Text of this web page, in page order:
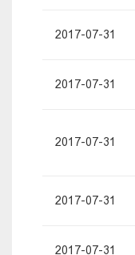
2017-07-31
2017-07-31
2017-07-31
2017-07-31
2017-07-31